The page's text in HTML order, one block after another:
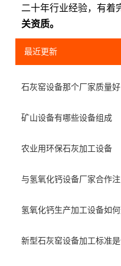
二十年行业经验，有着
关资质。
最近更新
石灰窑设备那个厂家质量好
矿山设备有哪些设备组成
农业用环保石灰加工设备
与氢氧化钙设备厂家合作
氢氧化钙生产加工设备如
新型石灰窑设备加工标准